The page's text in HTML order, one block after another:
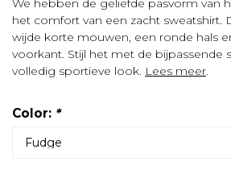
We hebben de geliefde pasvorm van
het comfort van een zacht sweatshirt.
wijde korte mouwen, een ronde hals
voorkant. Stijl het met de bijpassende
volledig sportieve look. Lees meer.
Color: *